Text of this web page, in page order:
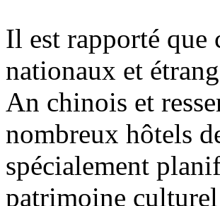
Il est rapporté que
nationaux et
An chinois et
nombreux hôtels
spécialement
patrimoine